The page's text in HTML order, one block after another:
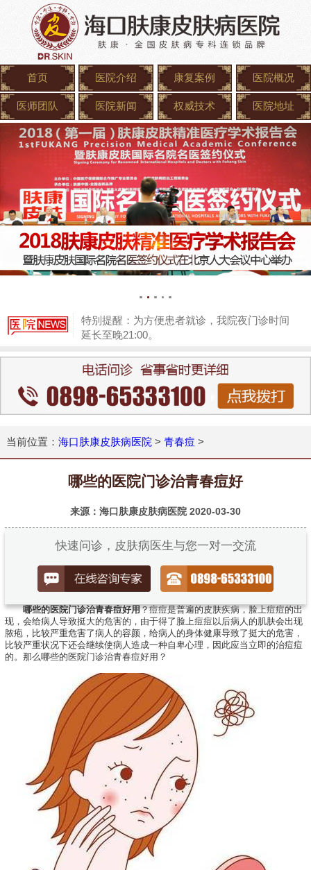
首页 医院介绍 康复案例 医院概况
医师团队 医院新闻 权威技术 医院地址
特别提醒：为方便患者就诊，我院夜门诊时间
延长至晚21:00。
当前位置： 海口肤康皮肤病医院 > 青春痘 >
哪些的医院门诊治青春痘好
来源：海口肤康皮肤病医院 2020-03-30
快速问诊，皮肤病医生与您一对一交流
哪些的医院门诊治青春痘好用？痘痘是普遍的皮肤疾病，脸上痘痘的出
现，会给病人导致挺大的危害的，由于得了脸上痘痘以后病人的肌肤会出现
脓疱，比较严重危害了病人的容颜，给病人的身体健康导致了挺大的危害，
比较严重状况下还会继续使病人造成一种自卑心理，因此应当立即的治痘痘
的。那么哪些的医院门诊治青春痘好用？